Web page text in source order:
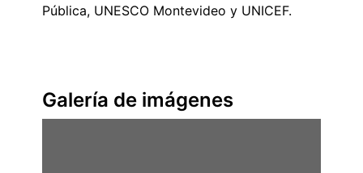
Pública, UNESCO Montevideo y UNICEF.
Galería de imágenes